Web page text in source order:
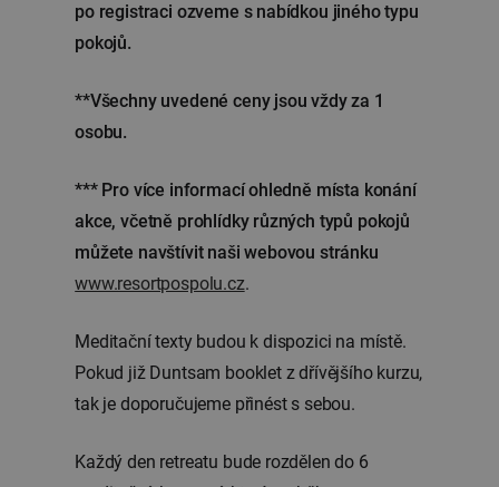
po registraci ozveme s nabídkou jiného typu
pokojů.
**Všechny uvedené ceny jsou vždy za 1
osobu.
*** Pro více informací ohledně místa konání
akce, včetně prohlídky různých typů pokojů
můžete navštívit naši webovou stránku
www.resortpospolu.cz.
Meditační texty budou k dispozici na místě.
Pokud již Duntsam booklet z dřívějšího kurzu,
tak je doporučujeme přinést s sebou.
Každý den retreatu bude rozdělen do 6